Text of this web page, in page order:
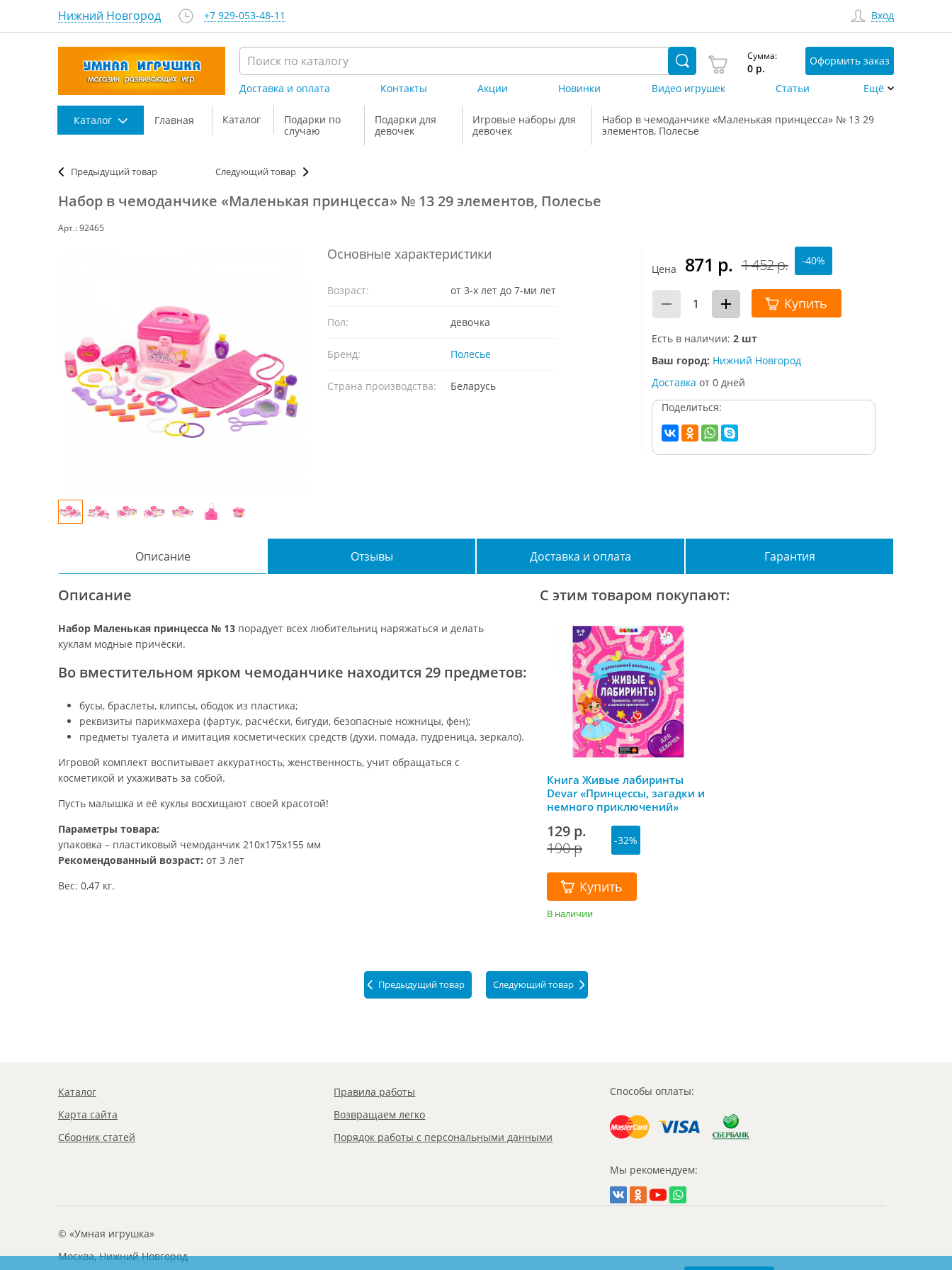
Нижний Новгород +7 929-053-48-11 Вход
Сумма:
0 р.
Оформить заказ
Доставка и оплата Контакты Акции Новинки Видео игрушек Статьи Ещё
Каталог Главная Каталог
Подарки по
случаю
Подарки для
девочек
Игровые наборы для
девочек
Набор в чемоданчике «Маленькая принцесса» № 13 29
элементов, Полесье
Предыдущий товар Следующий товар
Арт.: 92465
Набор в чемоданчике «Маленькая принцесса» № 13 29 элементов, Полесье
Основные характеристики
Возраст: от 3-х лет до 7-ми лет
Пол: девочка
Бренд: Полесье
Страна производства: Беларусь
Цена 1 452 р.
871 р. -40%
Купить
Есть в наличии: 2 шт
Ваш город: Нижний Новгород
Доставка от 0 дней
Поделиться:
Описание
С этим товаром покупают:
Книга Живые лабиринты
Devar «Принцессы, загадки и
немного приключений»
129 р.
190 р
-32%
Купить
В наличии
Описание
Набор Маленькая принцесса № 13 порадует всех любительниц наряжаться и делать
куклам модные причёски.
Во вместительном ярком чемоданчике находится 29 предметов:
бусы, браслеты, клипсы, ободок из пластика;
реквизиты парикмахера (фартук, расчёски, бигуди, безопасные ножницы, фен);
предметы туалета и имитация косметических средств (духи, помада, пудреница, зеркало).
Игровой комплект воспитывает аккуратность, женственность, учит обращаться с
косметикой и ухаживать за собой.
Пусть малышка и её куклы восхищают своей красотой!
Параметры товара:
упаковка – пластиковый чемоданчик 210х175х155 мм
Рекомендованный возраст: от 3 лет
Вес: 0,47 кг.
Отзывы Доставка и оплата Гарантия
Предыдущий товар Следующий товар
Каталог
Карта сайта
Сборник статей
Правила работы
Возвращаем легко
Порядок работы с персональными данными
© «Умная игрушка»
Москва, Нижний Новгород
Способы оплаты:
Мы рекомендуем: